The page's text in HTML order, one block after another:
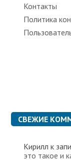
Контакты
Политика
СВЕЖИЕ
Кирилл к
это такое и